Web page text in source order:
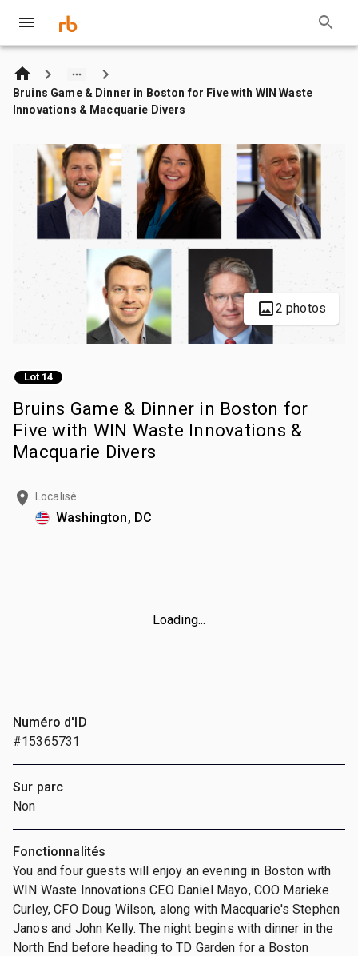
Bruins Game & Dinner in Boston for Five with WIN Waste
Innovations & Macquarie Divers
2 photos
Lot 14
Bruins Game & Dinner in Boston for
Five with WIN Waste Innovations &
Macquarie Divers
Localisé
Washington, DC
Loading...
Numéro d'ID
#15365731
Sur parc
Non
Fonctionnalités
You and four guests will enjoy an evening in Boston with
WIN Waste Innovations CEO Daniel Mayo, COO Marieke
Curley, CFO Doug Wilson, along with Macquarie's Stephen
Janos and John Kelly. The night begins with dinner in the
North End before heading to TD Garden for a Boston